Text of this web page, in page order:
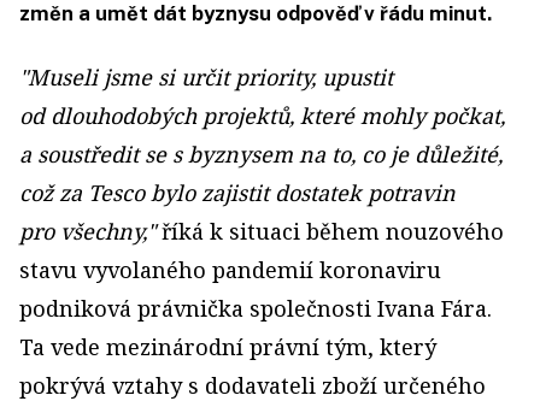
změn a umět dát byznysu odpověď v řádu minut.
"Museli jsme si určit priority, upustit
od dlouhodobých projektů, které mohly počkat,
a soustředit se s byznysem na to, co je důležité,
což za Tesco bylo zajistit dostatek potravin
pro všechny,"říká k situaci během nouzového
stavu vyvolaného pandemií koronaviru
podniková právnička společnosti Ivana Fára.
Ta vede mezinárodní právní tým, který
pokrývá vztahy s dodavateli zboží určeného